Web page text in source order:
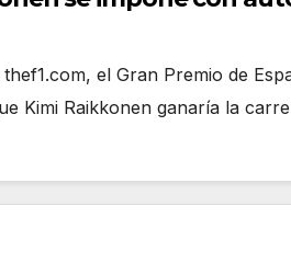
el Gran Premio de
Kimi Raikkonen ganaría la